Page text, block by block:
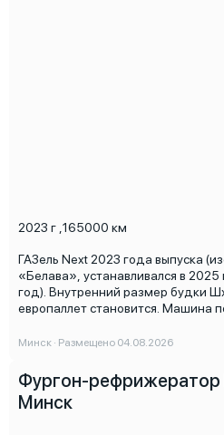
2023 г 165000 км
ГАЗель Next 2023 года выпуска
«Белава», устанавливался в 2025
год). Внутренний размер будки
европаллет становится. Машина
проводилось на официальном
сервисными работами по
пол (двойная фанера),
(нержавейка) и рефрижератор
Минск · Размещено 04.08.2026
Фургон-рефрижератор
Минск